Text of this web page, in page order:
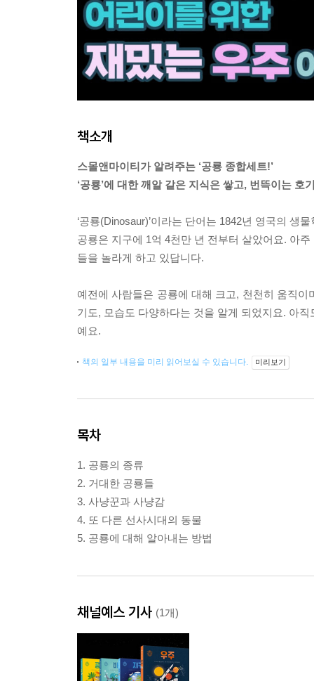
책소개
스몰앤마이티가 알려주는 ‘공룡 종합세트!’
‘공룡’에 대한 깨알 같은 지식은 쌓고, 번뜩이는 호
‘공룡(Dinosaur)’이라는 단어는 1842년 영국의 생
공룡은 지구에 1억 4천만 년 전부터 살았어요. 아
들을 놀라게 하고 있답니다.
예전에 사람들은 공룡에 대해 크고, 천천히 움직
기도, 모습도 다양하다는 것을 알게 되었지요. 아
예요.
책의 일부 내용을 미리 읽어보실 수 있습니다. 미리보기
목차
1. 공룡의 종류
2. 거대한 공룡들
3. 사냥꾼과 사냥감
4. 또 다른 선사시대의 동물
5. 공룡에 대해 알아내는 방법
채널예스 기사 (1개)